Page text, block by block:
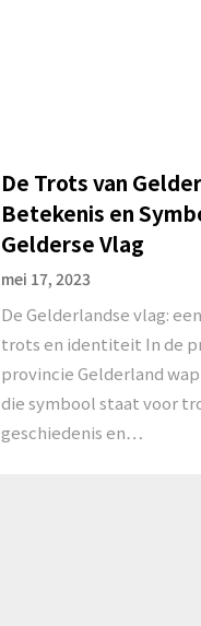
De Trots van
Betekenis en
Gelderse Vlag
mei 17, 2023
De Gelderlandse vlag:
trots en identiteit In de
provincie Gelderland
die symbool staat voor
geschiedenis en…